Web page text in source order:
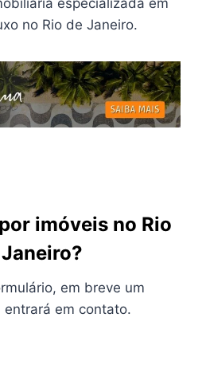
especializada em
no Rio de Janeiro.
imóveis no Rio
em breve um
entrará em contato.